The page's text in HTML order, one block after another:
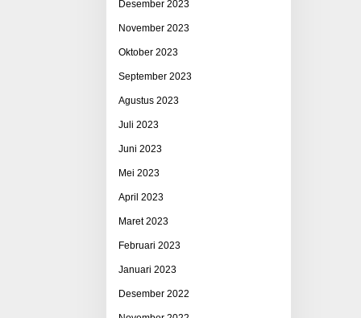
Desember 2023
November 2023
Oktober 2023
September 2023
Agustus 2023
Juli 2023
Juni 2023
Mei 2023
April 2023
Maret 2023
Februari 2023
Januari 2023
Desember 2022